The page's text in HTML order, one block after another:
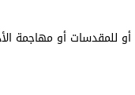
للمقدسات أو مهاجمة